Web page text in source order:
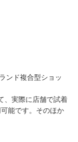
ンド複合型ショッ
、実際に店舗で試着
能です。そのほか